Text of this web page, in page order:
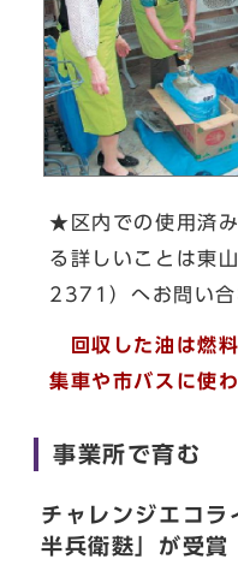
★区内での使用済
る詳しいことは東
2371）へお問い合
回収した油は燃
集車や市バスに使
事業所で育む
チャレンジエコラ
半兵衛麩」が受賞